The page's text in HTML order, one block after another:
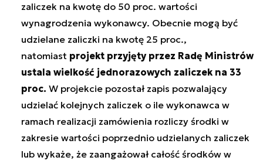
zaliczek na kwotę do 50 proc. wartości
wynagrodzenia wykonawcy. Obecnie mogą być
udzielane zaliczki na kwotę 25 proc.,
natomiast projekt przyjęty przez Radę Ministrów
ustala wielkość jednorazowych zaliczek na 33
proc. W projekcie pozostał zapis pozwalający
udzielać kolejnych zaliczek o ile wykonawca w
ramach realizacji zamówienia rozliczy środki w
zakresie wartości poprzednio udzielanych zaliczek
lub wykaże, że zaangażował całość środków w